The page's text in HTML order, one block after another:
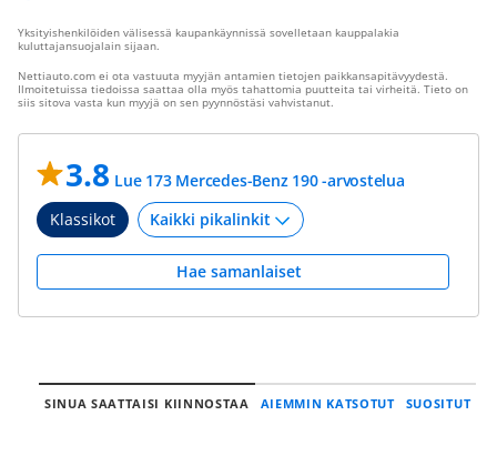
Yksityishenkilöiden välisessä kaupankäynnissä sovelletaan kauppalakia
kuluttajansuojalain sijaan.
Nettiauto.com ei ota vastuuta myyjän antamien tietojen paikkansapitävyydestä.
Ilmoitetuissa tiedoissa saattaa olla myös tahattomia puutteita tai virheitä. Tieto on
siis sitova vasta kun myyjä on sen pyynnöstäsi vahvistanut.
3.8 Lue 173 Mercedes-Benz 190 -arvostelua
Klassikot
Hae samanlaiset
SINUA SAATTAISI KIINNOSTAA AIEMMIN KATSOTUT SUOSITUT